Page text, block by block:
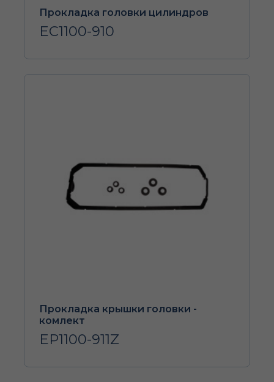
Прокладка головки цилиндров
EC1100-910
Прокладка крышки головки -
комлект
EP1100-911Z